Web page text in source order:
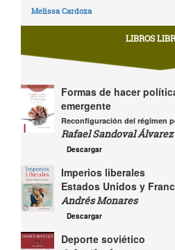
Melissa Cardoza
LIBROS
Formas de hacer
emergente
Reconfiguración del régimen
Rafael Sandoval Álvarez
Descargar
Imperios liberales
Estados Unidos y
Andrés Monares
Descargar
Deporte soviético